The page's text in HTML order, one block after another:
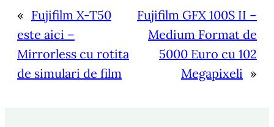
« Fujifilm X-T50
este aici –
Mirrorless cu rotita
de simulari de film
Fujifilm GFX 100S II –
Medium Format de
5000 Euro cu 102
Megapixeli »